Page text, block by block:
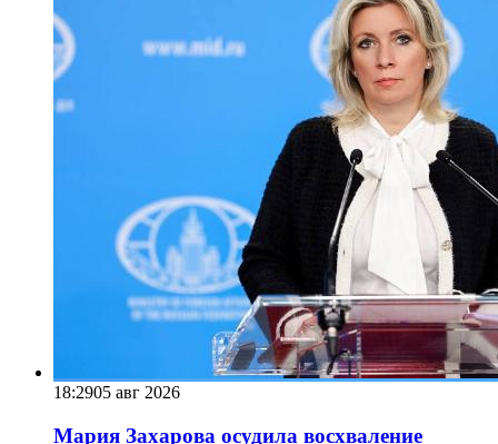
18:2905 авг 2026
Мария Захарова осудила восхваление